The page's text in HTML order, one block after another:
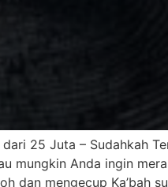
25 Juta – Sudahkah
mungkin Anda ingin
dan mengecup Ka’bah